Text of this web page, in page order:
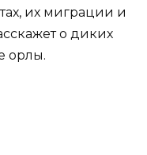
их миграции и
о диких
орлы.